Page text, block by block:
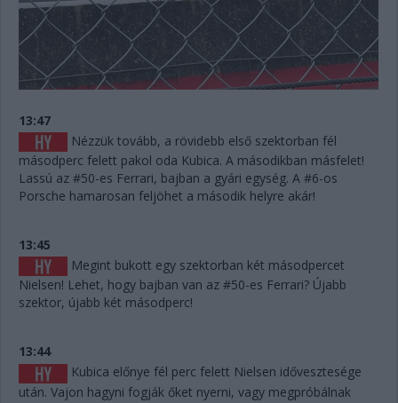
13:47
Nézzük tovább, a rövidebb első szektorban fél
másodperc felett pakol oda Kubica. A másodikban másfelet!
Lassú az #50-es Ferrari, bajban a gyári egység. A #6-os
Porsche hamarosan feljöhet a második helyre akár!
13:45
Megint bukott egy szektorban két másodpercet
Nielsen! Lehet, hogy bajban van az #50-es Ferrari? Újabb
szektor, újabb két másodperc!
13:44
Kubica előnye fél perc felett Nielsen idővesztesége
után. Vajon hagyni fogják őket nyerni, vagy megpróbálnak